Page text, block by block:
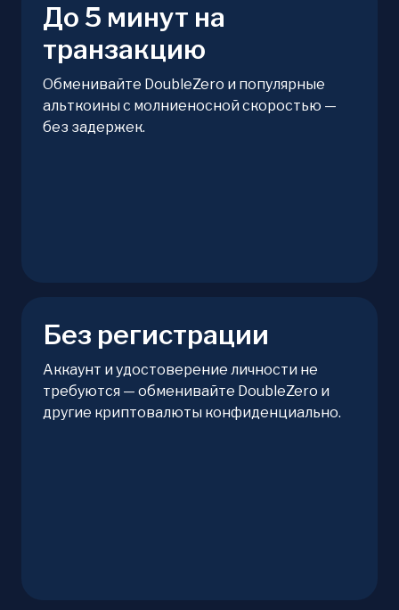
До 5 минут на
транзакцию
Обменивайте DoubleZero и популярные
альткоины с молниеносной скоростью —
без задержек.
Без регистрации
Аккаунт и удостоверение личности не
требуются — обменивайте DoubleZero и
другие криптовалюты конфиденциально.